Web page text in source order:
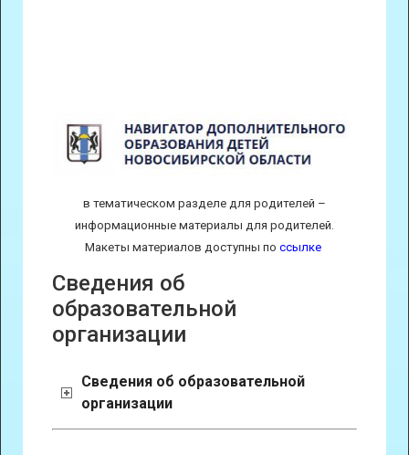
в тематическом разделе для родителей –
информационные материалы для родителей.
Макеты материалов доступны по ссылке
Сведения об
образовательной
организации
Сведения об образовательной
организации